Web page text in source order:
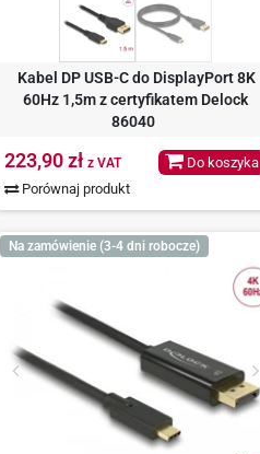
Kabel DP USB-C do DisplayPort 8K
60Hz 1,5m z certyfikatem Delock
86040
223,90 zł z VAT
Porównaj produkt
Do koszyka
Na zamówienie (3-4 dni robocze)